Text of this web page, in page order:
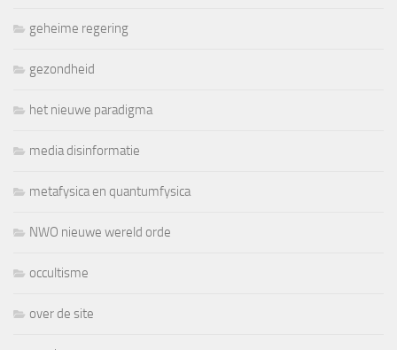
geheime regering
gezondheid
het nieuwe paradigma
media disinformatie
metafysica en quantumfysica
NWO nieuwe wereld orde
occultisme
over de site